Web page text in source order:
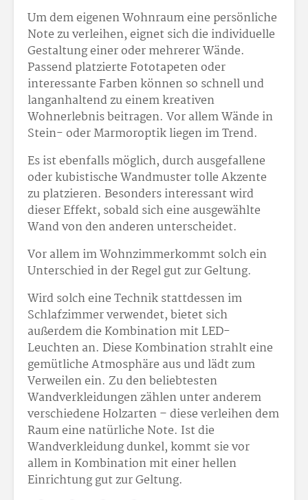
Um dem eigenen Wohnraum eine persönliche
Note zu verleihen, eignet sich die individuelle
Gestaltung einer oder mehrerer Wände.
Passend platzierte Fototapeten oder
interessante Farben können so schnell und
langanhaltend zu einem kreativen
Wohnerlebnis beitragen. Vor allem Wände in
Stein- oder Marmoroptik liegen im Trend.
Es ist ebenfalls möglich, durch ausgefallene
oder kubistische Wandmuster tolle Akzente
zu platzieren. Besonders interessant wird
dieser Effekt, sobald sich eine ausgewählte
Wand von den anderen unterscheidet.
Vor allem im Wohnzimmerkommt solch ein
Unterschied in der Regel gut zur Geltung.
Wird solch eine Technik stattdessen im
Schlafzimmer verwendet, bietet sich
außerdem die Kombination mit LED-
Leuchten an. Diese Kombination strahlt eine
gemütliche Atmosphäre aus und lädt zum
Verweilen ein. Zu den beliebtesten
Wandverkleidungen zählen unter anderem
verschiedene Holzarten – diese verleihen dem
Raum eine natürliche Note. Ist die
Wandverkleidung dunkel, kommt sie vor
allem in Kombination mit einer hellen
Einrichtung gut zur Geltung.